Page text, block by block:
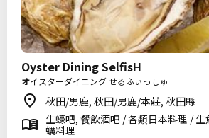
Oyster Dining SelfisH
オイスターダイニング せるふぃっしゅ
秋田/男鹿, 秋田/男鹿/本莊, 秋田縣
生蠔吧, 餐飲酒吧 / 各類日本料理 /
蠣料理